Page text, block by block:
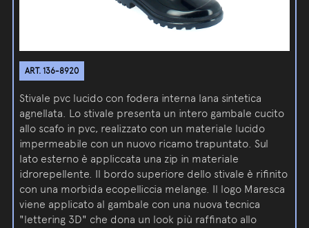
ART. 136-8920
Stivale pvc lucido con fodera interna lana sintetica
agnellata. Lo stivale presenta un intero gambale cucito
allo scafo in pvc, realizzato con un materiale lucido
impermeabile con un nuovo ricamo trapuntato. Sul
lato esterno è appliccata una zip in materiale
idrorepellente. Il bordo superiore dello stivale è rifinito
con una morbida ecopelliccia melange. Il logo Maresca
viene applicato al gambale con una nuova tecnica
"lettering 3D" che dona un look più raffinato allo